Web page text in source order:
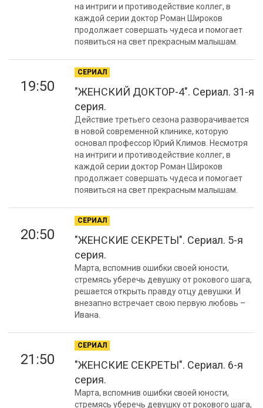
на интриги и противодействие коллег, в
каждой серии доктор Роман Широков
продолжает совершать чудеса и помогает
появиться на свет прекрасным малышам.
19:50
СЕРИАЛ
"ЖЕНСКИЙ ДОКТОР-4". Сериал. 31-я
серия.
Действие третьего сезона разворачивается
в новой современной клинике, которую
основал профессор Юрий Климов. Несмотря
на интриги и противодействие коллег, в
каждой серии доктор Роман Широков
продолжает совершать чудеса и помогает
появиться на свет прекрасным малышам.
20:50
СЕРИАЛ
"ЖЕНСКИЕ СЕКРЕТЫ". Сериал. 5-я
серия.
Марта, вспомнив ошибки своей юности,
стремясь уберечь девушку от рокового шага,
решается открыть правду отцу девушки. И
внезапно встречает свою первую любовь –
Ивана.
21:50
СЕРИАЛ
"ЖЕНСКИЕ СЕКРЕТЫ". Сериал. 6-я
серия.
Марта, вспомнив ошибки своей юности,
стремясь уберечь девушку от рокового шага,